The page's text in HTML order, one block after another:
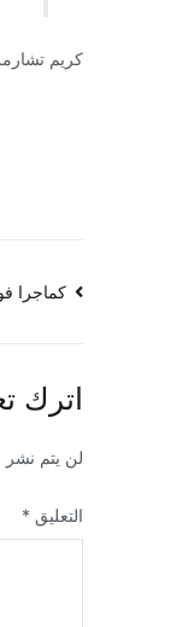
كريم
كماجرا
اترك
لن يتم نشر
التعليق *